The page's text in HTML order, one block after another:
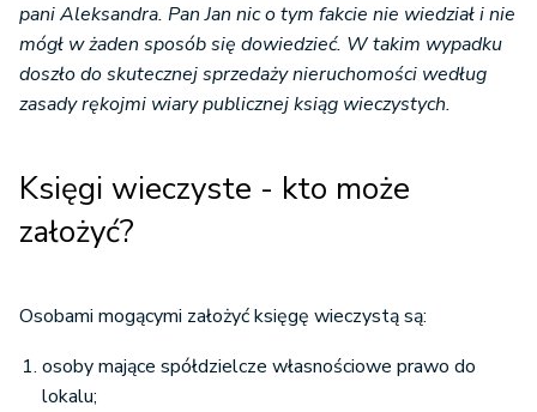
pani Aleksandra. Pan Jan nic o tym fakcie nie wiedział i nie
mógł w żaden sposób się dowiedzieć. W takim wypadku
doszło do skutecznej sprzedaży nieruchomości według
zasady rękojmi wiary publicznej ksiąg wieczystych.
Księgi wieczyste - kto może
założyć?
Osobami mogącymi założyć księgę wieczystą są:
osoby mające spółdzielcze własnościowe prawo do
lokalu;